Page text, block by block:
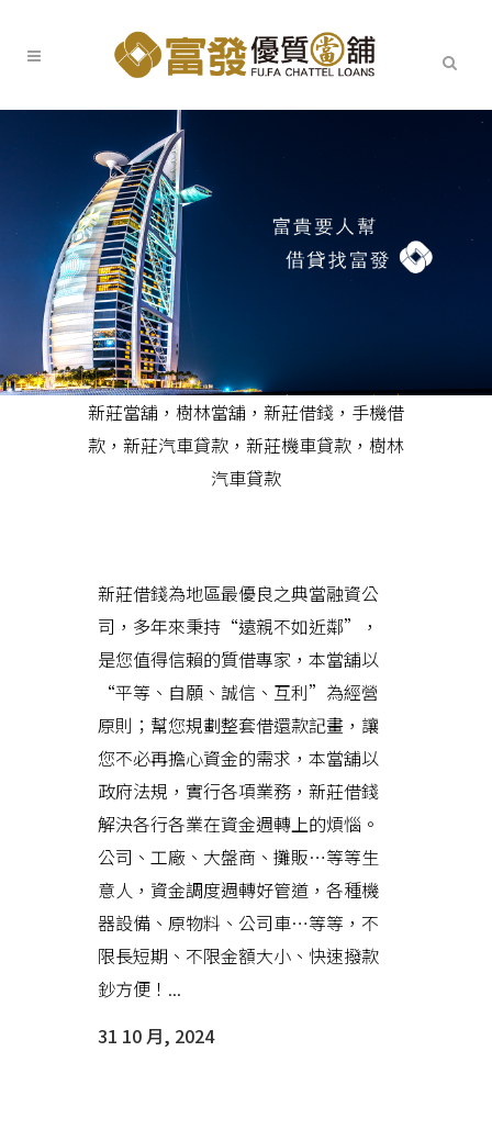
新莊當舖 ， 樹林當舖 ， 新莊借錢 ， 手機借
款 ， 新莊汽車貸款 ， 新莊機車貸款 ， 樹林
汽車貸款
新莊借錢為地區最優良之典當融資公
司，多年來秉持“遠親不如近鄰”，
是您值得信賴的質借專家，本當舖以
“平等、自願、誠信、互利”為經營
原則；幫您規劃整套借還款記畫，讓
您不必再擔心資金的需求，本當舖以
政府法規，實行各項業務，新莊借錢
解決各行各業在資金週轉上的煩惱。
公司、工廠、大盤商、攤販…等等生
意人，資金調度週轉好管道，各種機
器設備、原物料、公司車…等等，不
限長短期、不限金額大小、快速撥款
鈔方便！...
31 10 月, 2024